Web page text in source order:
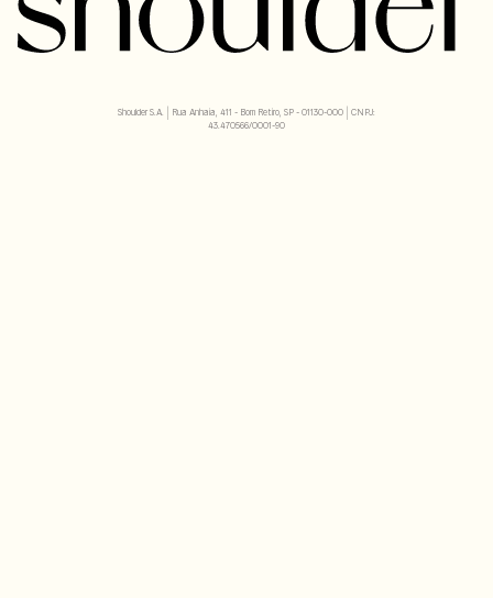
Shoulder S.A. | Rua Anhaia, 411 - Bom Retiro, SP - 01130-000 | CNPJ:
43.470566/0001-90